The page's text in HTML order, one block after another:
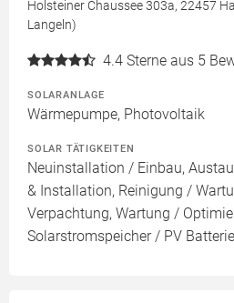
Holsteiner Chaussee 303a, 22457
Langeln)
4.4 Sterne aus 5
SOLARANLAGE
Wärmepumpe, Photovoltaik
SOLAR TÄTIGKEITEN
Neuinstallation / Einbau,
& Installation, Reinigung /
Verpachtung, Wartung /
Solarstromspeicher / PV Batterie